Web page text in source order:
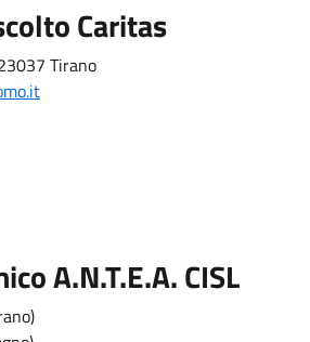
Caritas
Tirano
A.N.T.E.A. CISL